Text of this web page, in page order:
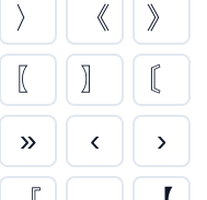
〉 《
》
〖 〗
〘
» ‹
›